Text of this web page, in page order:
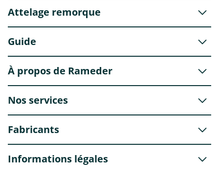
Attelage remorque
Guide
À propos de Rameder
Nos services
Fabricants
Informations légales